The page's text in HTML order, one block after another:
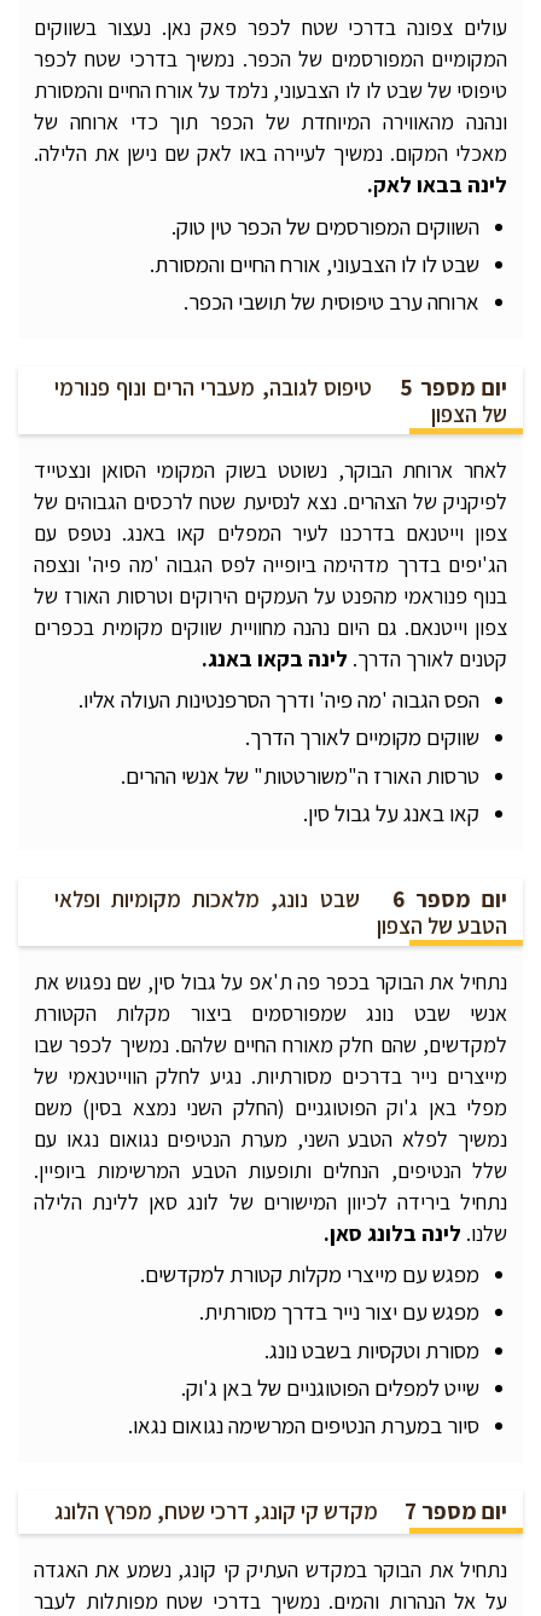
עולים צפונה בדרכי שטח לכפר פאק נאן. נעצור בשווקים
המקומיים המפורסמים של הכפר. נמשיך בדרכי שטח לכפר
טיפוסי של שבט לו לו הצבעוני, נלמד על אורח החיים והמסורת
ונהנה מהאווירה המיוחדת של הכפר תוך כדי ארוחה של
מאכלי המקום. נמשיך לעיירה באו לאק שם נישן את הלילה.
לינה בבאו לאק.
השווקים המפורסמים של הכפר טין טוק.
שבט לו לו הצבעוני, אורח החיים והמסורת.
ארוחה ערב טיפוסית של תושבי הכפר.
יום מספר 5
טיפוס לגובה, מעברי הרים ונוף פנורמי
של הצפון
לאחר ארוחת הבוקר, נשוטט בשוק המקומי הסואן ונצטייד
לפיקניק של הצהרים. נצא לנסיעת שטח לרכסים הגבוהים של
צפון וייטנאם בדרכנו לעיר המפלים קאו באנג. נטפס עם
הג'יפים בדרך מדהימה ביופייה לפס הגבוה 'מה פיה' ונצפה
בנוף פנוראמי מהפנט על העמקים הירוקים וטרסות האורז של
צפון וייטנאם. גם היום נהנה מחוויית שווקים מקומית בכפרים
קטנים לאורך הדרך. לינה בקאו באנג.
הפס הגבוה 'מה פיה' ודרך הסרפנטינות העולה אליו.
שווקים מקומיים לאורך הדרך.
טרסות האורז ה"משורטטות" של אנשי ההרים.
קאו באנג על גבול סין.
יום מספר 6
שבט נונג, מלאכות מקומיות ופלאי
הטבע של הצפון
נתחיל את הבוקר בכפר פה ת'אפ על גבול סין, שם נפגוש את
אנשי שבט נונג שמפורסמים ביצור מקלות הקטורת
למקדשים, שהם חלק מאורח החיים שלהם. נמשיך לכפר שבו
מייצרים נייר בדרכים מסורתיות. נגיע לחלק הווייטנאמי של
מפלי באן ג'וק הפוטוגניים (החלק השני נמצא בסין) משם
נמשיך לפלא הטבע השני, מערת הנטיפים נגואום נגאו עם
שלל הנטיפים, הנחלים ותופעות הטבע המרשימות ביופיין.
נתחיל בירידה לכיוון המישורים של לונג סאן ללינת הלילה
שלנו. לינה בלונג סאן.
מפגש עם מייצרי מקלות קטורת למקדשים.
מפגש עם יצור נייר בדרך מסורתית.
מסורת וטקסיות בשבט נונג.
שייט למפלים הפוטוגניים של באן ג'וק.
סיור במערת הנטיפים המרשימה נגואום נגאו.
יום מספר 7 מקדש קי קונג, דרכי שטח, מפרץ הלונג
נתחיל את הבוקר במקדש העתיק קי קונג, נשמע את האגדה
על אל הנהרות והמים. נמשיך בדרכי שטח מפותלות לעבר